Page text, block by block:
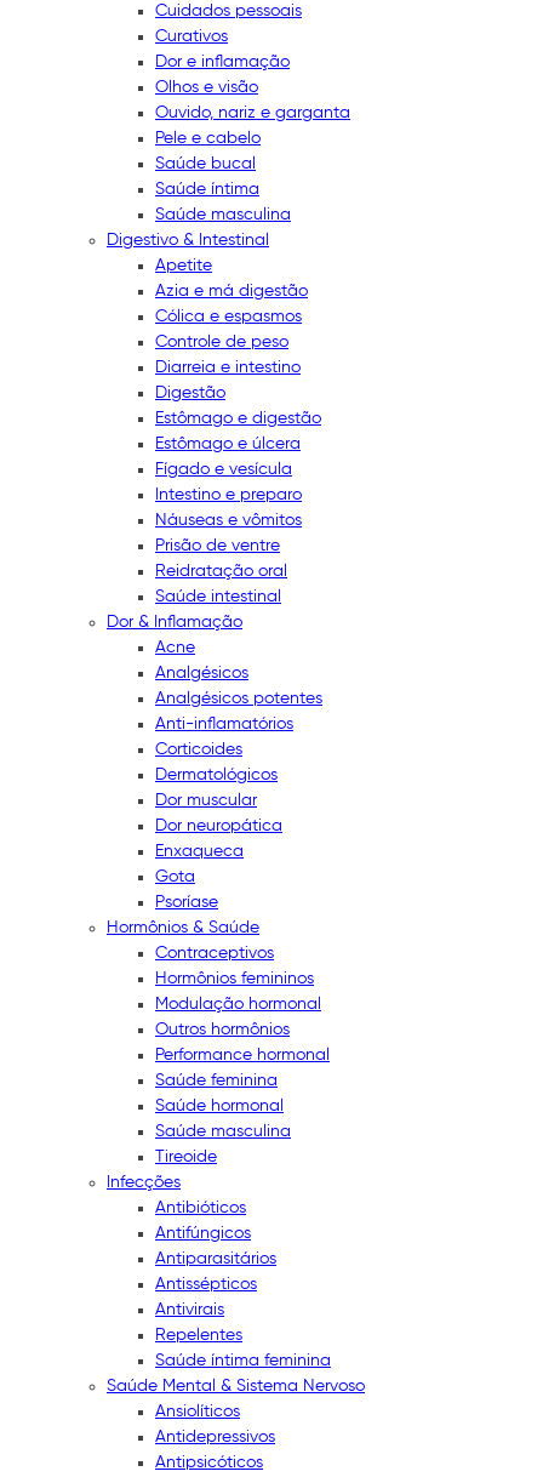
Cuidados pessoais
Curativos
Dor e inflamação
Olhos e visão
Ouvido, nariz e garganta
Pele e cabelo
Saúde bucal
Saúde íntima
Saúde masculina
Digestivo & Intestinal
Apetite
Azia e má digestão
Cólica e espasmos
Controle de peso
Diarreia e intestino
Digestão
Estômago e digestão
Estômago e úlcera
Fígado e vesícula
Intestino e preparo
Náuseas e vômitos
Prisão de ventre
Reidratação oral
Saúde intestinal
Dor & Inflamação
Acne
Analgésicos
Analgésicos potentes
Anti-inflamatórios
Corticoides
Dermatológicos
Dor muscular
Dor neuropática
Enxaqueca
Gota
Psoríase
Hormônios & Saúde
Contraceptivos
Hormônios femininos
Modulação hormonal
Outros hormônios
Performance hormonal
Saúde feminina
Saúde hormonal
Saúde masculina
Tireoide
Infecções
Antibióticos
Antifúngicos
Antiparasitários
Antissépticos
Antivirais
Repelentes
Saúde íntima feminina
Saúde Mental & Sistema Nervoso
Ansiolíticos
Antidepressivos
Antipsicóticos